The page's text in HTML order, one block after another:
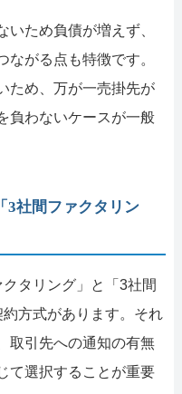
いため負債が増えず、
がる点も特徴です。
ため、万が一売掛先が
負わないケースが一般
3社間ファクタリン
タリング」と「3社間
方式があります。それ
取引先への通知の有無
て選択することが重要